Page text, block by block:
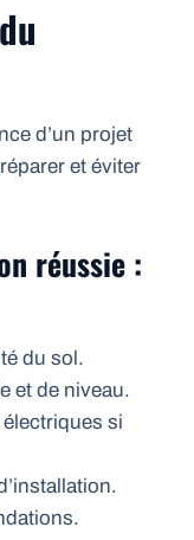
d’un projet
et éviter
réussie :
du sol.
et de niveau.
si